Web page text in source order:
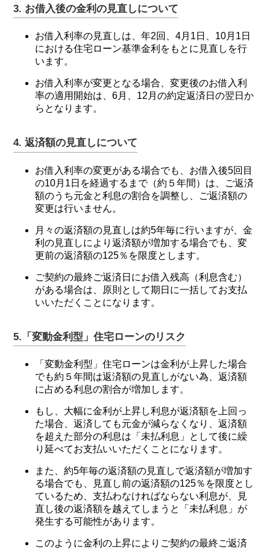
サービスのご案内
3. お借入後の金利の見直しについて
お借入利率の見直しは、年2回、4月1日、10月1日
における住宅ローン基準金利をもとに見直しを行
います。
お借入利率が変更となる場合、変更後のお借入利
率の適用開始は、6月、12月の約定返済日の翌日か
らとなります。
4. 返済額の見直しについて
お借入利率の変更がある場合でも、お借入後5回目
の10月1日を経過するまで（約５年間）は、ご返済
額のうち元金と利息の割合を調整し、ご返済額の
変更は行いません。
月々の返済額の見直しは約5年毎に行いますが、金
利の見直しにより返済額が増加する場合でも、変
更前の返済額の125％を限度とします。
ご契約の最終ご返済日にお借入残高（利息含む）
がある場合は、原則として期日に一括してお支払
いいただくことになります。
5.「変動金利型」住宅ローンのリスク
「変動金利型」住宅ローンは金利が上昇した場合
でも約５年間は返済額の見直しがない為、返済額
に占める利息の割合が増加します。
もし、大幅に金利が上昇し利息が返済額を上回っ
た場合、返済しても元金が減らなくなり、返済額
を超えた部分の利息は「未払利息」として後に繰
り延べてお支払いいただくことになります。
また、約5年毎の返済額の見直しで返済額が増加す
る場合でも、見直し前の返済額の125％を限度とし
ているため、支払わなければならない利息が、見
直し後の返済額を越えてしまうと「未払利息」が
発生する可能性があります。
このように金利の上昇によりご契約の最終ご返済